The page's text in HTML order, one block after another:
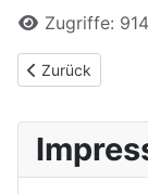
Zugriffe: 914
Vorheriger
Zurück